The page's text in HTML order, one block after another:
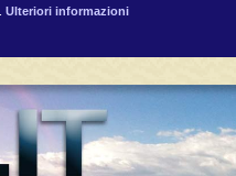
Ulteriori informazioni